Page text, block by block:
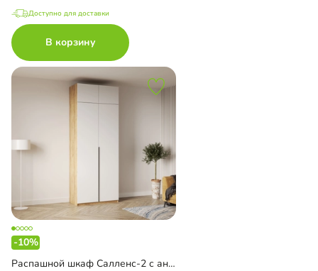
Доступно для доставки
В корзину
-10%
Распашной шкаф Салленс-2 с антресолью